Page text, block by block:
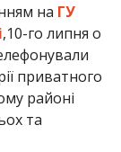
на ГУ
,10-го липня о
приватного
районі
та